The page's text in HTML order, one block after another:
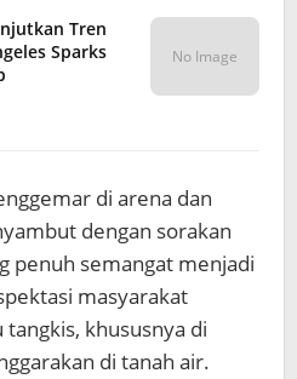
Tren
Sparks
No Image
di arena dan
dengan sorakan
penuh semangat menjadi
masyarakat
khususnya di
di tanah air.